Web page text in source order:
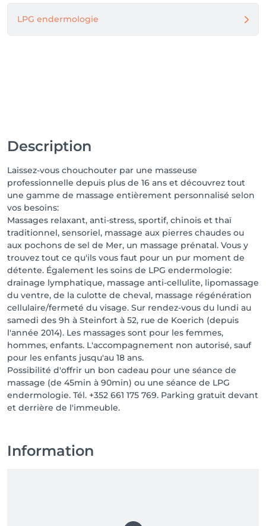
LPG endermologie
Description
Laissez-vous chouchouter par une masseuse
professionnelle depuis plus de 16 ans et découvrez tout
une gamme de massage entièrement personnalisé selon
vos besoins:
Massages relaxant, anti-stress, sportif, chinois et thaï
traditionnel, sensoriel, massage aux pierres chaudes ou
aux pochons de sel de Mer, un massage prénatal. Vous y
trouvez tout ce qu'ils vous faut pour un pur moment de
détente. Également les soins de LPG endermologie:
drainage lymphatique, massage anti-cellulite, lipomassage
du ventre, de la culotte de cheval, massage régénération
cellulaire/fermeté du visage. Sur rendez-vous du lundi au
samedi des 9h à Steinfort à 52, rue de Koerich (depuis
l'année 2014). Les massages sont pour les femmes,
hommes, enfants. L'accompagnement non autorisé, sauf
pour les enfants jusqu'au 18 ans.
Possibilité d'offrir un bon cadeau pour une séance de
massage (de 45min à 90min) ou une séance de LPG
endermologie. Tél. +352 661 175 769. Parking gratuit devant
et derrière de l'immeuble.
Information